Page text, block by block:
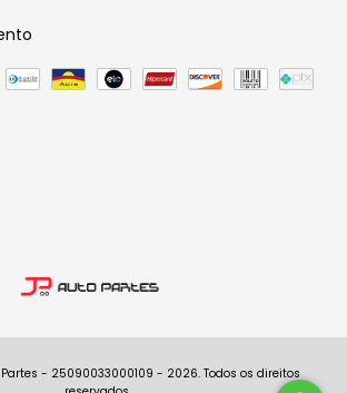
- 25090033000109 - 2026. Todos os direitos